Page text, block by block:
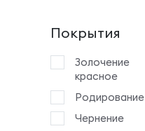
Покрытия
Золочение
красное
Родирование
Чернение